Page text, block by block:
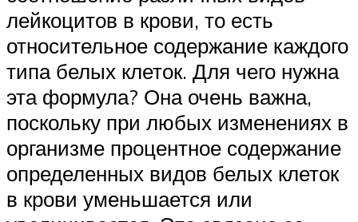
лейкоцитов в крови, то есть
относительное содержание каждого
типа белых клеток. Для чего нужна
эта формула? Она очень важна,
поскольку при любых изменениях в
организме процентное содержание
определенных видов белых клеток
в крови уменьшается или